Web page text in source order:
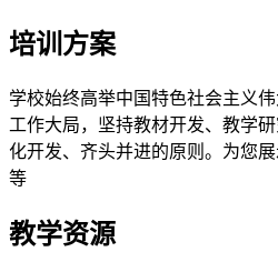
培训方案
学校始终高举中国特色社会主义
工作大局，坚持教材开发、教学
化开发、齐头并进的原则。为您
等
教学资源